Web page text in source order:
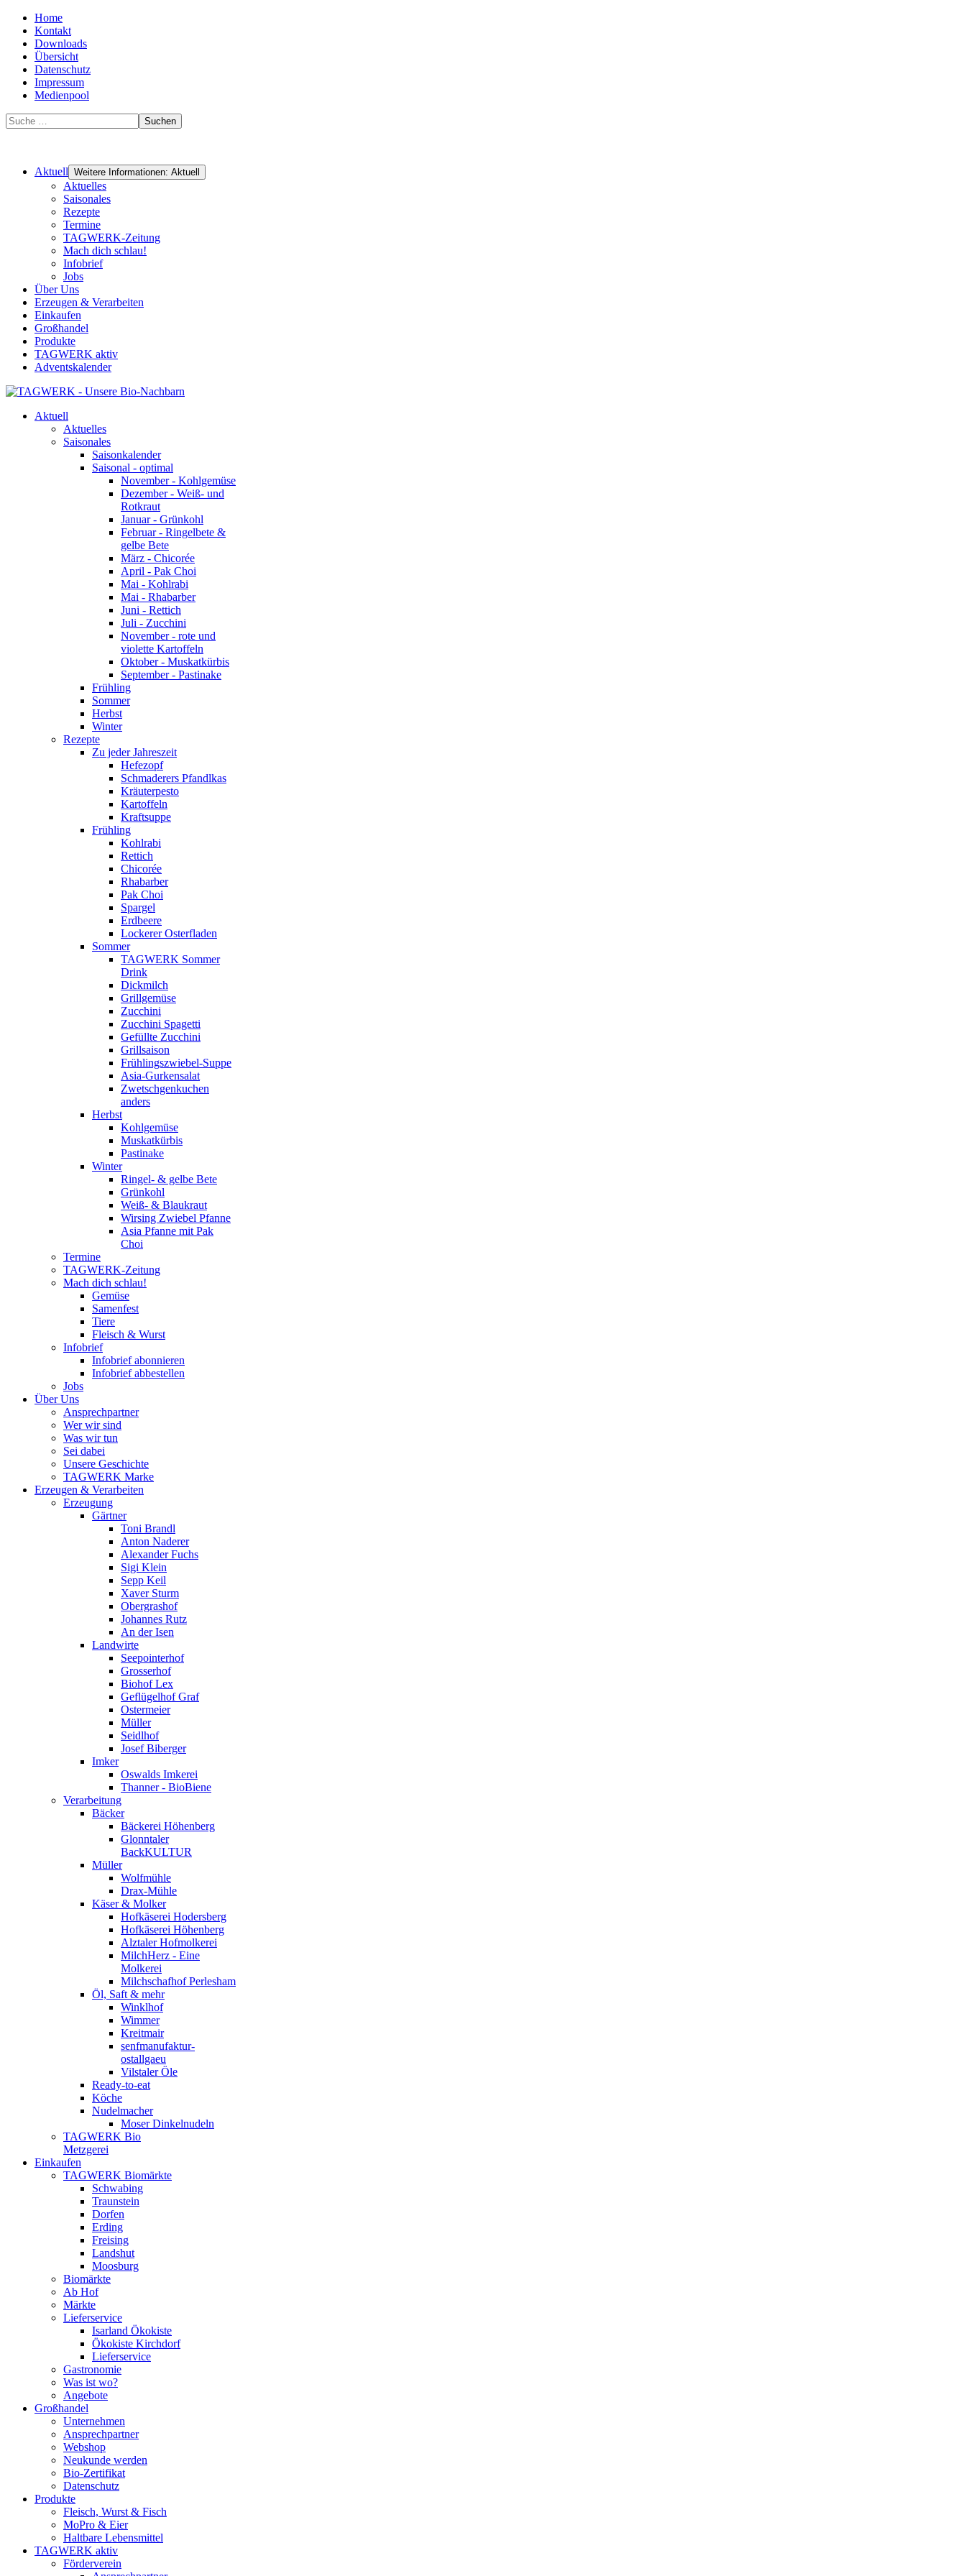
Home
Kontakt
Downloads
Übersicht
Datenschutz
Impressum
Medienpool
Suchen
Aktuell Weitere Informationen: Aktuell
Aktuelles
Saisonales
Rezepte
Termine
TAGWERK-Zeitung
Mach dich schlau!
Infobrief
Jobs
Über Uns
Erzeugen & Verarbeiten
Einkaufen
Großhandel
Produkte
TAGWERK aktiv
Adventskalender
Aktuell
Aktuelles
Saisonales
Saisonkalender
Saisonal - optimal
November - Kohlgemüse
Dezember - Weiß- und
Rotkraut
Januar - Grünkohl
Februar - Ringelbete &
gelbe Bete
März - Chicorée
April - Pak Choi
Mai - Kohlrabi
Mai - Rhabarber
Juni - Rettich
Juli - Zucchini
November - rote und
violette Kartoffeln
Oktober - Muskatkürbis
September - Pastinake
Frühling
Sommer
Herbst
Winter
Rezepte
Zu jeder Jahreszeit
Hefezopf
Schmaderers Pfandlkas
Kräuterpesto
Kartoffeln
Kraftsuppe
Frühling
Kohlrabi
Rettich
Chicorée
Rhabarber
Pak Choi
Spargel
Erdbeere
Lockerer Osterfladen
Sommer
TAGWERK Sommer
Drink
Dickmilch
Grillgemüse
Zucchini
Zucchini Spagetti
Gefüllte Zucchini
Grillsaison
Frühlingszwiebel-Suppe
Asia-Gurkensalat
Zwetschgenkuchen
anders
Herbst
Kohlgemüse
Muskatkürbis
Pastinake
Winter
Ringel- & gelbe Bete
Grünkohl
Weiß- & Blaukraut
Wirsing Zwiebel Pfanne
Asia Pfanne mit Pak
Choi
Termine
TAGWERK-Zeitung
Mach dich schlau!
Gemüse
Samenfest
Tiere
Fleisch & Wurst
Infobrief
Infobrief abonnieren
Infobrief abbestellen
Jobs
Über Uns
Ansprechpartner
Wer wir sind
Was wir tun
Sei dabei
Unsere Geschichte
TAGWERK Marke
Erzeugen & Verarbeiten
Erzeugung
Gärtner
Toni Brandl
Anton Naderer
Alexander Fuchs
Sigi Klein
Sepp Keil
Xaver Sturm
Obergrashof
Johannes Rutz
An der Isen
Landwirte
Seepointerhof
Grosserhof
Biohof Lex
Geflügelhof Graf
Ostermeier
Müller
Seidlhof
Josef Biberger
Imker
Oswalds Imkerei
Thanner - BioBiene
Verarbeitung
Bäcker
Bäckerei Höhenberg
Glonntaler
BackKULTUR
Müller
Wolfmühle
Drax-Mühle
Käser & Molker
Hofkäserei Hodersberg
Hofkäserei Höhenberg
Alztaler Hofmolkerei
MilchHerz - Eine
Molkerei
Milchschafhof Perlesham
Öl, Saft & mehr
Winklhof
Wimmer
Kreitmair
senfmanufaktur-
ostallgaeu
Vilstaler Öle
Ready-to-eat
Köche
Nudelmacher
Moser Dinkelnudeln
TAGWERK Bio
Metzgerei
Einkaufen
TAGWERK Biomärkte
Schwabing
Traunstein
Dorfen
Erding
Freising
Landshut
Moosburg
Biomärkte
Ab Hof
Märkte
Lieferservice
Isarland Ökokiste
Ökokiste Kirchdorf
Lieferservice
Gastronomie
Was ist wo?
Angebote
Großhandel
Unternehmen
Ansprechpartner
Webshop
Neukunde werden
Bio-Zertifikat
Datenschutz
Produkte
Fleisch, Wurst & Fisch
MoPro & Eier
Haltbare Lebensmittel
TAGWERK aktiv
Förderverein